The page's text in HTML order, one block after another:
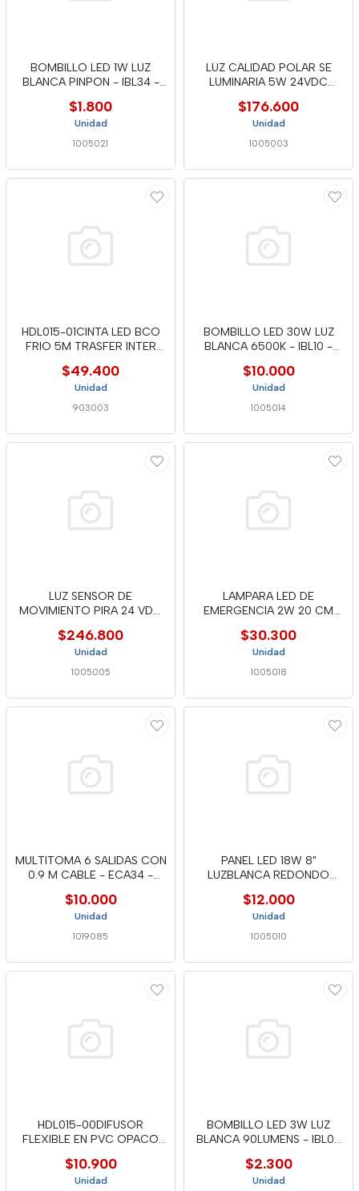
BOMBILLO LED 1W LUZ
BLANCA PINPON - IBL34 -
$1.800
Unidad
1005021
LUZ CALIDAD POLAR SE
LUMINARIA 5W 24VDC
$176.600
Unidad
1005003
HDL015-01CINTA LED BCO
FRIO 5M TRASFER INTER
$49.400
Unidad
903003
BOMBILLO LED 30W LUZ
BLANCA 6500K - IBL10 -
$10.000
Unidad
1005014
LUZ SENSOR DE
MOVIMIENTO PIRA 24 VDC
$246.800
Unidad
1005005
LAMPARA LED DE
EMERGENCIA 2W 20 CM
$30.300
Unidad
1005018
MULTITOMA 6 SALIDAS CON
0.9 M CABLE - ECA34 -
$10.000
Unidad
1019085
PANEL LED 18W 8"
LUZBLANCA REDONDO
$12.000
Unidad
1005010
HDL015-00DIFUSOR
FLEXIBLE EN PVC OPACO
$10.900
Unidad
BOMBILLO LED 3W LUZ
BLANCA 90LUMENS - IBL02
$2.300
Unidad